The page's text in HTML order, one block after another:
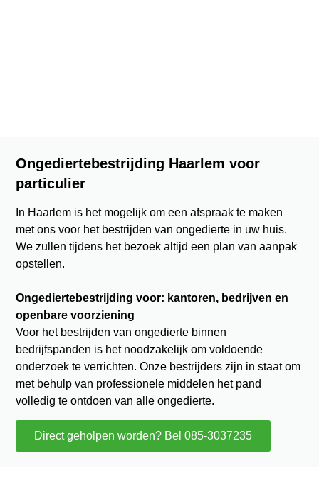
Ongediertebestrijding Haarlem voor
particulier
In Haarlem is het mogelijk om een afspraak te maken
met ons voor het bestrijden van ongedierte in uw huis.
We zullen tijdens het bezoek altijd een plan van aanpak
opstellen.
Ongediertebestrijding voor: kantoren, bedrijven en
openbare voorziening
Voor het bestrijden van ongedierte binnen
bedrijfspanden is het noodzakelijk om voldoende
onderzoek te verrichten. Onze bestrijders zijn in staat om
met behulp van professionele middelen het pand
volledig te ontdoen van alle ongedierte.
Direct geholpen worden? Bel 085-3037235